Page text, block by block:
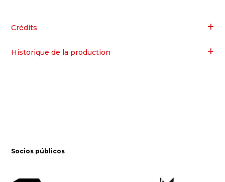
Crédits
Historique de la production
Socios públicos